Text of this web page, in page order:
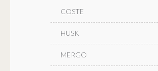
COSTE
HUSK
MERGO